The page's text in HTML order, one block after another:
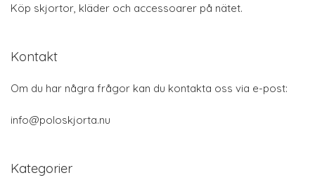
Köp skjortor, kläder och accessoarer på nätet.
Kontakt
Om du har några frågor kan du kontakta oss via e-post:
info@poloskjorta.nu
Kategorier